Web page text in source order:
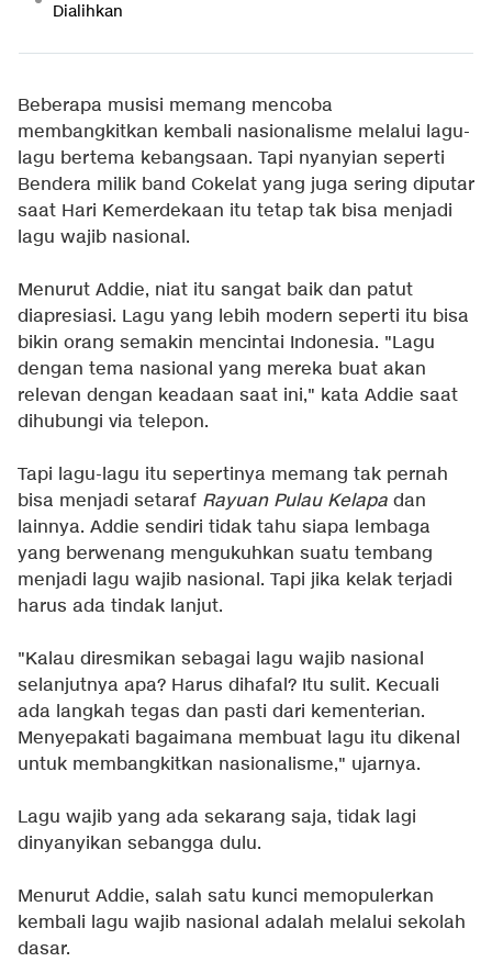
Dialihkan
Beberapa musisi memang mencoba
membangkitkan kembali nasionalisme melalui lagu-
lagu bertema kebangsaan. Tapi nyanyian seperti
Bendera milik band Cokelat yang juga sering diputar
saat Hari Kemerdekaan itu tetap tak bisa menjadi
lagu wajib nasional.
Menurut Addie, niat itu sangat baik dan patut
diapresiasi. Lagu yang lebih modern seperti itu bisa
bikin orang semakin mencintai Indonesia. "Lagu
dengan tema nasional yang mereka buat akan
relevan dengan keadaan saat ini," kata Addie saat
dihubungi via telepon.
Tapi lagu-lagu itu sepertinya memang tak pernah
bisa menjadi setaraf Rayuan Pulau Kelapa dan
lainnya. Addie sendiri tidak tahu siapa lembaga
yang berwenang mengukuhkan suatu tembang
menjadi lagu wajib nasional. Tapi jika kelak terjadi
harus ada tindak lanjut.
"Kalau diresmikan sebagai lagu wajib nasional
selanjutnya apa? Harus dihafal? Itu sulit. Kecuali
ada langkah tegas dan pasti dari kementerian.
Menyepakati bagaimana membuat lagu itu dikenal
untuk membangkitkan nasionalisme," ujarnya.
Lagu wajib yang ada sekarang saja, tidak lagi
dinyanyikan sebangga dulu.
Menurut Addie, salah satu kunci memopulerkan
kembali lagu wajib nasional adalah melalui sekolah
dasar.